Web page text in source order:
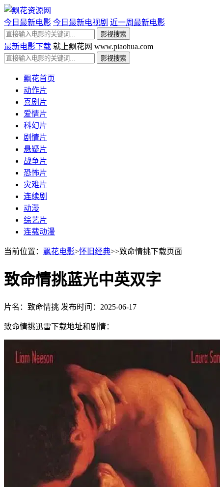
今日最新电影 今日最新电视剧 近一周最新电影
最新电影下载 就上飘花网 www.piaohua.com
飘花首页
动作片
喜剧片
爱情片
科幻片
剧情片
悬疑片
战争片
恐怖片
灾难片
连续剧
动漫
综艺片
连载动漫
当前位置： 飘花电影>怀旧经典>>致命情挑下载页面
致命情挑蓝光中英双字
片名：致命情挑 发布时间：2025-06-17
致命情挑迅雷下载地址和剧情：